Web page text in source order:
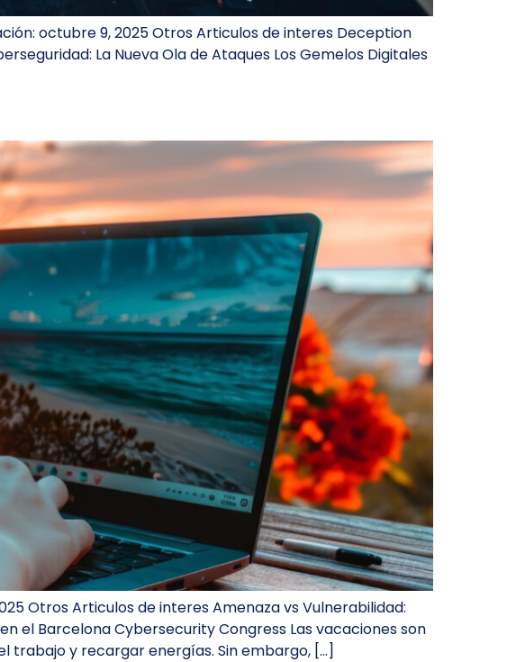
octubre 9, 2025 Otros Articulos de interes Deception
La Nueva Ola de Ataques Los Gemelos Digitales
Otros Articulos de interes Amenaza vs Vulnerabilidad:
el Barcelona Cybersecurity Congress Las vacaciones son
trabajo y recargar energías. Sin embargo, […]